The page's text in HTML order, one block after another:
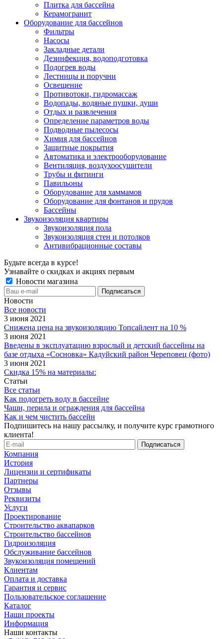
Плитка для бассейна
Керамогранит
Оборудование для бассейнов
Фильтры
Насосы
Закладные детали
Дезинфекция, водоподготовка
Подогрев воды
Лестницы и поручни
Освещение
Противотоки, гидромассаж
Водопады, водяные пушки, души
Отдых и развлечения
Определение параметров воды
Подводные пылесосы
Химия для бассейнов
Защитные покрытия
Автоматика и электрооборудование
Вентиляция, воздухоосушители
Трубы и фитинги
Павильоны
Оборудование для хаммамов
Оборудование для фонтанов и прудов
Бассейны
Звукоизоляция квартиры
Звукоизоляция пола
Звукоизоляция стен и потолков
Антивибрационные составы
Будьте всегда в курсе!
Узнавайте о скидках и акциях первым
Новости магазина
Новости
Все новости
3 июня 2021
Снижена цена на звукоизоляцию Топсайлент на 10 %
3 июня 2021
Введены в эксплуатацию взрослый и детский бассейны на
базе отдыха «Сосновка» Кадуйский район Череповец (фото)
3 июня 2021
Скидка 15% на материалы:
Статьи
Все статьи
Как подогреть воду в бассейне
Чаши, перила и ограждения для бассейна
Как и чем чистить бассейн
Подпишитесь на нашу рассылку, и получите курс грамотного
клиента!
Компания
История
Лицензии и сертификаты
Партнеры
Отзывы
Реквизиты
Услуги
Проектирование
Строительство аквапарков
Строительство бассейнов
Гидроизоляция
Обслуживание бассейнов
Звукоизоляция помещений
Клиентам
Оплата и доставка
Гарантия и сервис
Пользовательское соглашение
Каталог
Наши проекты
Информация
Наши контакты